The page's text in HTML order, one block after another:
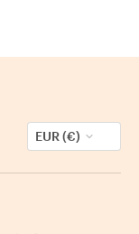
EUR (€)